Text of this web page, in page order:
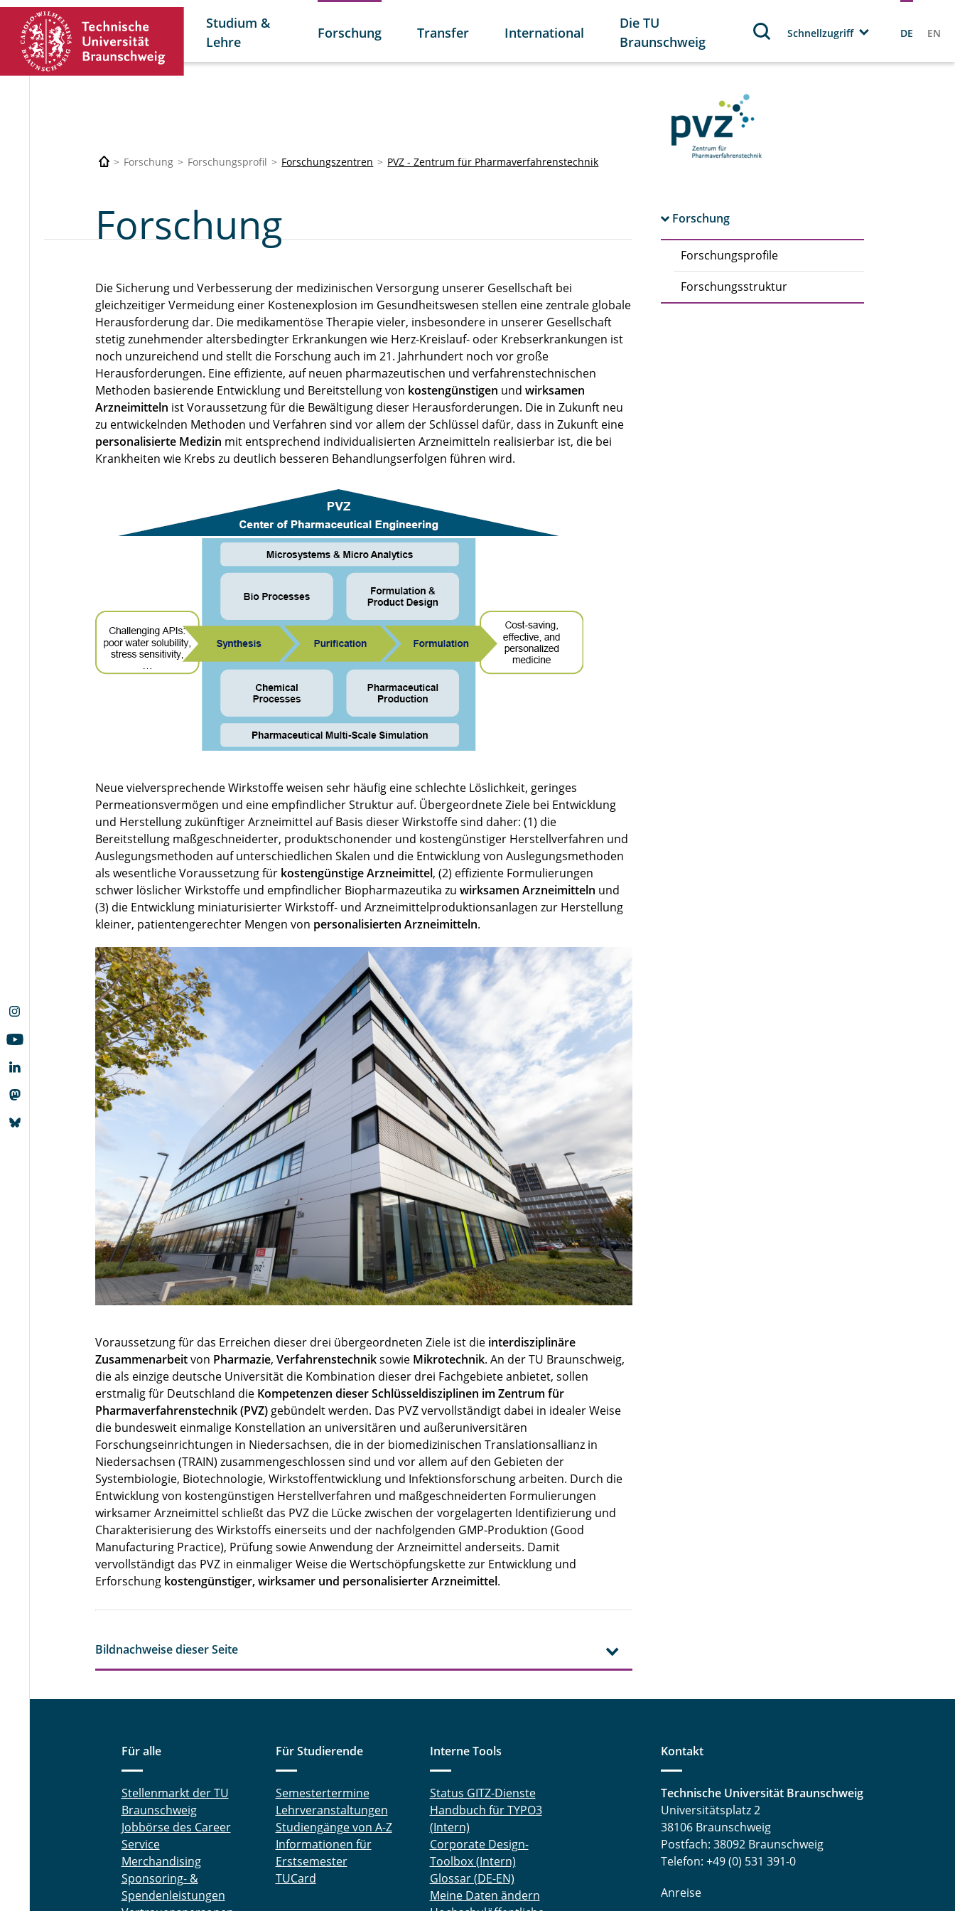
Studium &
Lehre
Forschung Transfer International
Die TU
Braunschweig
Schnellzugriff DE EN
Forschung Forschungsprofil Forschungszentren PVZ - Zentrum für Pharmaverfahrenstechnik
Forschung
Forschungsprofile
Forschungsstruktur
Forschung
Die Sicherung und Verbesserung der medizinischen Versorgung unserer Gesellschaft bei
gleichzeitiger Vermeidung einer Kostenexplosion im Gesundheitswesen stellen eine zentrale globale
Herausforderung dar. Die medikamentöse Therapie vieler, insbesondere in unserer Gesellschaft
stetig zunehmender altersbedingter Erkrankungen wie Herz-Kreislauf- oder Krebserkrankungen ist
noch unzureichend und stellt die Forschung auch im 21. Jahrhundert noch vor große
Herausforderungen. Eine effiziente, auf neuen pharmazeutischen und verfahrenstechnischen
Methoden basierende Entwicklung und Bereitstellung von kostengünstigen undwirksamen
Arzneimitteln ist Voraussetzung für die Bewältigung dieser Herausforderungen. Die in Zukunft neu
zu entwickelnden Methoden und Verfahren sind vor allem der Schlüssel dafür, dass in Zukunft eine
personalisierte Medizin mit entsprechend individualisierten Arzneimitteln realisierbar ist, die bei
Krankheiten wie Krebs zu deutlich besseren Behandlungserfolgen führen wird.
Neue vielversprechende Wirkstoffe weisen sehr häufig eine schlechte Löslichkeit, geringes
Permeationsvermögen und eine empfindlicher Struktur auf. Übergeordnete Ziele bei Entwicklung
und Herstellung zukünftiger Arzneimittel auf Basis dieser Wirkstoffe sind daher: (1) die
Bereitstellung maßgeschneiderter, produktschonender und kostengünstiger Herstellverfahren und
Auslegungsmethoden auf unterschiedlichen Skalen und die Entwicklung von Auslegungsmethoden
als wesentliche Voraussetzung für kostengünstige Arzneimittel, (2) effiziente Formulierungen
schwer löslicher Wirkstoffe und empfindlicher Biopharmazeutika zuwirksamen Arzneimitteln und
(3) die Entwicklung miniaturisierter Wirkstoff- und Arzneimittelproduktionsanlagen zur Herstellung
kleiner, patientengerechter Mengen von personalisierten Arzneimitteln.
Voraussetzung für das Erreichen dieser drei übergeordneten Ziele ist die interdisziplinäre
Zusammenarbeitvon Pharmazie,Verfahrenstechniksowie Mikrotechnik. An der TU Braunschweig,
die als einzige deutsche Universität die Kombination dieser drei Fachgebiete anbietet, sollen
erstmalig für Deutschland die Kompetenzen dieser Schlüsseldisziplinen im Zentrum für
Pharmaverfahrenstechnik (PVZ) gebündelt werden. Das PVZ vervollständigt dabei in idealer Weise
die bundesweit einmalige Konstellation an universitären und außeruniversitären
Forschungseinrichtungen in Niedersachsen, die in der biomedizinischen Translationsallianz in
Niedersachsen (TRAIN) zusammengeschlossen sind und vor allem auf den Gebieten der
Systembiologie, Biotechnologie, Wirkstoffentwicklung und Infektionsforschung arbeiten. Durch die
Entwicklung von kostengünstigen Herstellverfahren und maßgeschneiderten Formulierungen
wirksamer Arzneimittel schließt das PVZ die Lücke zwischen der vorgelagerten Identifizierung und
Charakterisierung des Wirkstoffs einerseits und der nachfolgenden GMP-Produktion (Good
Manufacturing Practice), Prüfung sowie Anwendung der Arzneimittel anderseits. Damit
vervollständigt das PVZ in einmaliger Weise die Wertschöpfungskette zur Entwicklung und
Erforschung kostengünstiger, wirksamer und personalisierter Arzneimittel.
Bildnachweise dieser Seite
Für alle
Stellenmarkt der TU
Braunschweig
Jobbörse des Career
Service
Merchandising
Sponsoring- &
Spendenleistungen
Für Studierende
Semestertermine
Lehrveranstaltungen
Studiengänge von A-Z
Informationen für
Erstsemester
TUCard
Interne Tools
Status GITZ-Dienste
Handbuch für TYPO3
(Intern)
Corporate Design-
Toolbox (Intern)
Glossar (DE-EN)
Meine Daten ändern
Kontakt
Technische Universität Braunschweig
Universitätsplatz 2
38106 Braunschweig
Postfach: 38092 Braunschweig
Telefon: +49 (0) 531 391-0
Anreise